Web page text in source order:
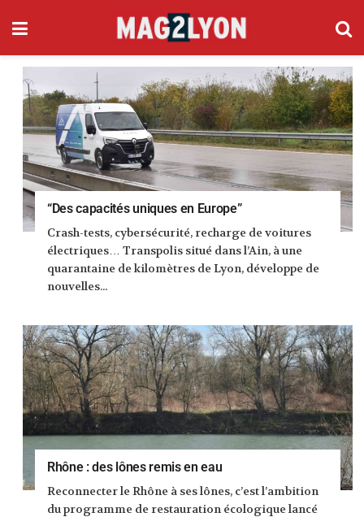
“Des capacités uniques en Europe”
Crash-tests, cybersécurité, recharge de voitures
électriques… Transpolis situé dans l’Ain, à une
quarantaine de kilomètres de Lyon, développe de
nouvelles...
Rhône : des lônes remis en eau
Reconnecter le Rhône à ses lônes, c’est l’ambition
du programme de restauration écologique lancé